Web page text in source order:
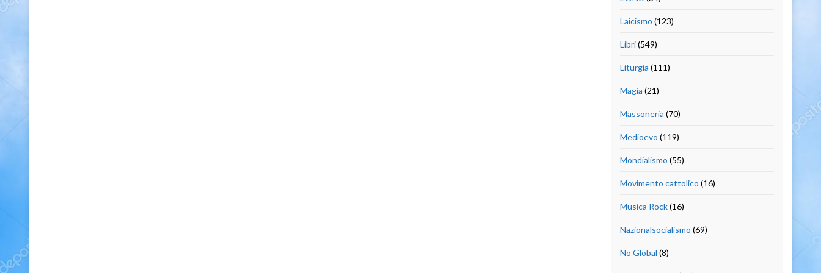
Laicismo (123)
Libri(549)
Liturgia (111)
Magia (21)
Massoneria (70)
Medioevo (119)
Mondialismo (55)
Movimento cattolico (16)
Musica Rock(16)
Nazionalsocialismo (69)
No Global (8)